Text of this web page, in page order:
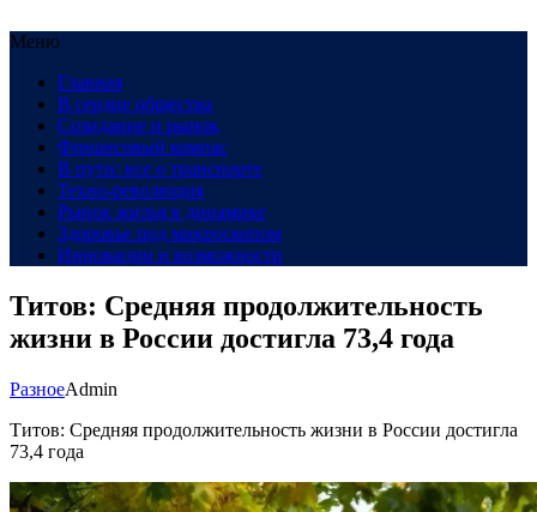
Меню
Главная
В сердце общества
Созидание и рынок
Финансовый компас
В пути: все о транспорте
Техно-революция
Рынок жилья в динамике
Здоровье под микроскопом
Инновации и возможности
Титов: Средняя продолжительность
жизни в России достигла 73,4 года
РазноеAdmin
Титов: Средняя продолжительность жизни в России достигла
73,4 года